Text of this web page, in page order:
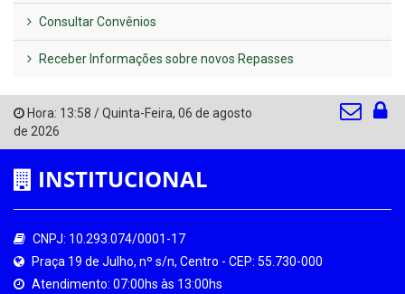
Consultar Convênios
Receber Informações sobre novos Repasses
Hora: 13:58 /Quinta-Feira, 06 de agosto
de 2026
INSTITUCIONAL
CNPJ: 10.293.074/0001-17
Praça 19 de Julho, nº s/n, Centro - CEP: 55.730-000
Atendimento: 07:00hs às 13:00hs